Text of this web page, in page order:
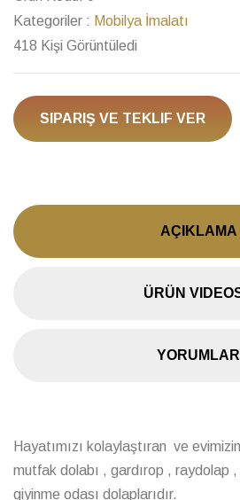
Kategoriler : Mobilya İmalatı
418 Kişi Görüntüledi
SIPARIŞ VE TEKLIF VER
AÇIKLAMA
ÜRÜN
YORUMLAR
Hayatımızı kolaylaştıran ve
mutfak dolabı , gardırop , raydolap
giyinme odası dolaplarıdır.